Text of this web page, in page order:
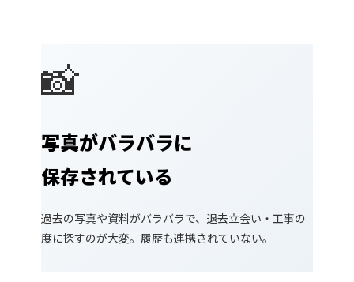
📸
写真がバラバラに
保存されている
過去の写真や資料がバラバラで、退去立会い・工事の
度に探すのが大変。履歴も連携されていない。